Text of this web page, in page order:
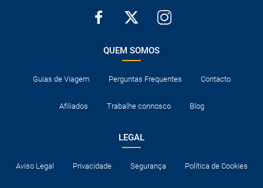
QUEM SOMOS
Guias de Viagem Perguntas Frequentes Contacto
Afiliados Trabalhe connosco Blog
LEGAL
Aviso Legal Privacidade Segurança Política de Cookies